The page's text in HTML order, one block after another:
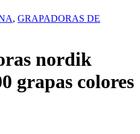
, GRAPADORAS DE
nordik
grapas colores